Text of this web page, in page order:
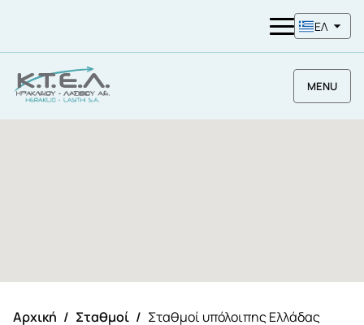
ΕΛ
MENU
Αρχική Σταθμοί Σταθμοί υπόλοιπης Ελλάδας